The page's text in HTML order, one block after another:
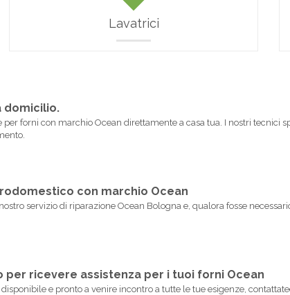
Lavatrici
domicilio.
forni con marchio Ocean direttamente a casa tua. I nostri tecnici
con marchio Ocean
servizio di riparazione Ocean Bologna e, qualora fosse
per ricevere assistenza per i tuoi forni Ocean
e pronto a venire incontro a tutte le tue esigenze,